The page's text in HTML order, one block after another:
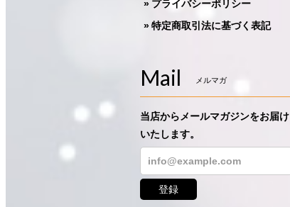
プライバシーポリシー
特定商取引法に基づく表記
Mail メルマガ
当店からメールマガジンをお届け
いたします。
登録